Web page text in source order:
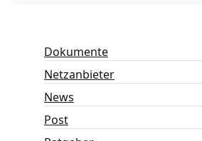
Dokumente
Netzanbieter
News
Post